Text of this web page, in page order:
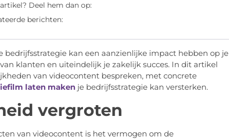
Deel hem dan op:
berichten:
bedrijfsstrategie kan een aanzienlijke impact hebben op je
klanten en uiteindelijk je zakelijk succes. In dit artikel
van videocontent bespreken, met concrete
laten makenje bedrijfsstrategie kan versterken.
vergroten
van videocontent is het vermogen om de